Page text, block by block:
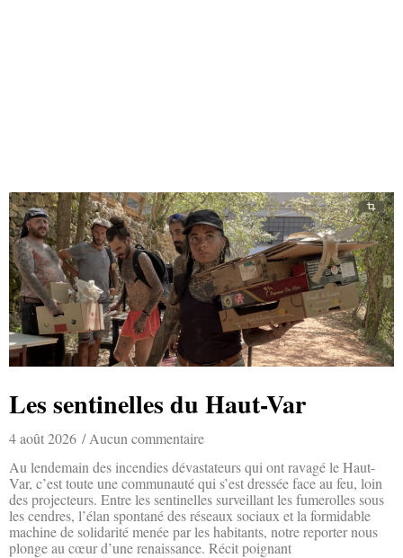
Les sentinelles du Haut-Var
4 août 2026
Aucun commentaire
Au lendemain des incendies dévastateurs qui ont ravagé le Haut-
Var, c’est toute une communauté qui s’est dressée face au feu, loin
des projecteurs. Entre les sentinelles surveillant les fumerolles sous
les cendres, l’élan spontané des réseaux sociaux et la formidable
machine de solidarité menée par les habitants, notre reporter nous
plonge au cœur d’une renaissance. Récit poignant